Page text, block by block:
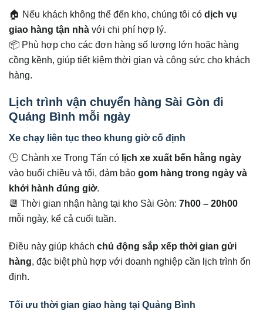
🏠 Nếu khách không thể đến kho, chúng tôi có dịch vụ
giao hàng tận nhà với chi phí hợp lý.
📦 Phù hợp cho các đơn hàng số lượng lớn hoặc hàng
cồng kềnh, giúp tiết kiệm thời gian và công sức cho khách
hàng.
Lịch trình vận chuyển hàng Sài Gòn đi
Quảng Bình mỗi ngày
Xe chạy liên tục theo khung giờ cố định
🕒 Chành xe Trọng Tấn có lịch xe xuất bến hằng ngày
vào buổi chiều và tối, đảm bảo gom hàng trong ngày và
khởi hành đúng giờ.
📆 Thời gian nhận hàng tại kho Sài Gòn: 7h00 – 20h00
mỗi ngày, kể cả cuối tuần.
Điều này giúp khách chủ động sắp xếp thời gian gửi
hàng, đặc biệt phù hợp với doanh nghiệp cần lịch trình ổn
định.
Tối ưu thời gian giao hàng tại Quảng Bình